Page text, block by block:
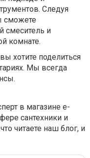
Следуя
сможете
смеситель и
комнате.
хотите поделиться
Мы всегда
в магазине e-
сантехники и
читаете наш блог, и